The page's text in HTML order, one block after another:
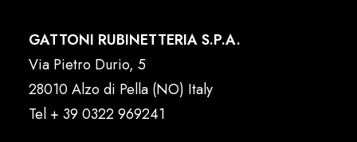
GATTONI RUBINETTERIA S.P.A.
Via Pietro Durio, 5
28010 Alzo di Pella (NO) Italy
Tel + 39 0322 969241